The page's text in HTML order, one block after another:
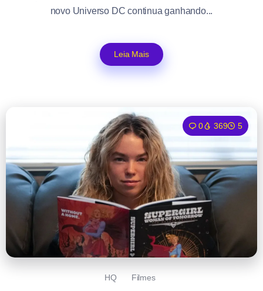
novo Universo DC continua ganhando...
Leia Mais
0 369 5
HQ Filmes